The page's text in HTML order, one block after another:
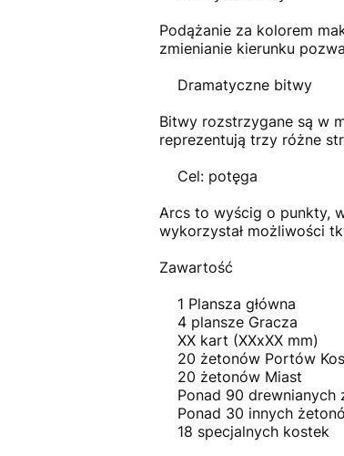
Podążanie za kolorem
zmienianie kierunku
Dramatyczne bitwy
Bitwy rozstrzygane są w
reprezentują trzy różne
Cel: potęga
Arcs to wyścig o punkty,
wykorzystał możliwości
Zawartość
1 Plansza główna
4 plansze Gracza
XX kart (XXxXX mm)
20 żetonów Portów
20 żetonów Miast
Ponad 90 drewnianych
Ponad 30 innych
18 specjalnych kostek